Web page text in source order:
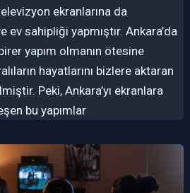
ekranlarına da
ev sahipliği yapmıştır. Ankara’da
yapım olmanın ötesine
hayatlarını bizlere aktaran
Peki, Ankara’yı ekranlara
bu yapımlar